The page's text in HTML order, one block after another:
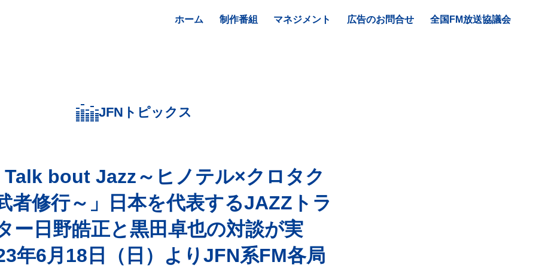
ホーム 制作番組 マネジメント 広告のお問合せ 全国FM放送協議会
JFNトピックス
Talk bout Jazz～ヒノテル×クロタク
者修行～」日本を代表するJAZZトラ
ー日野皓正と黒田卓也の対談が実
年6月18日（日）よりJFN系FM各局